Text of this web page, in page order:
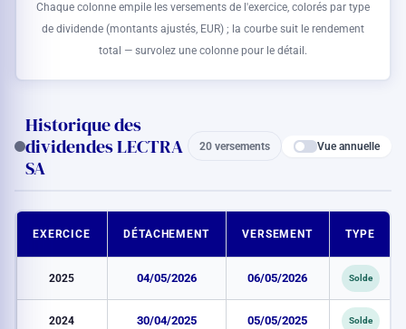
Chaque colonne empile les versements de l'exercice, colorés par type
de dividende (montants ajustés, EUR) ; la courbe suit le rendement
total — survolez une colonne pour le détail.
Historique des
dividendes LECTRA
SA
20 versements Vue annuelle
EXERCICE DÉTACHEMENT VERSEMENT TYPE
2025 04/05/2026 06/05/2026 Solde
2024 30/04/2025 05/05/2025 Solde